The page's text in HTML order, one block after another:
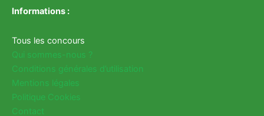
Informations :
Tous les concours
Qui sommes-nous ?
Conditions générales d’utilisation
Mentions légales
Politique Cookies
Contact